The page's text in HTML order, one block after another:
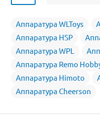
Аппаратура WLToys
Аппаратура HSP
Аппаратура WPL
Аппаратура Remo
Аппаратура Himoto
Аппаратура Cheerson